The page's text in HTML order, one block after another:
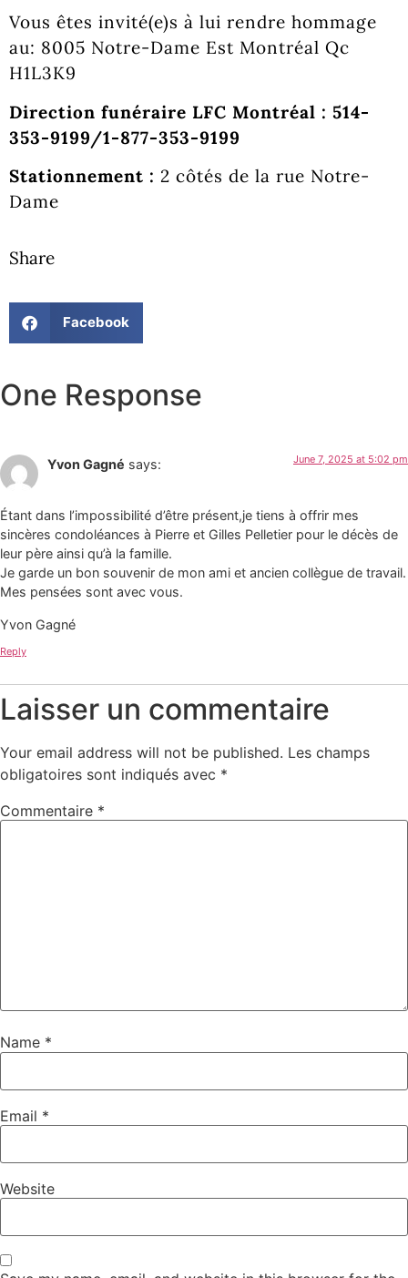
Vous êtes invité(e)s à lui rendre hommage
au: 8005 Notre-Dame Est Montréal Qc
H1L3K9
Direction funéraire LFC Montréal : 514-
353-9199/1-877-353-9199
Stationnement : 2 côtés de la rue Notre-
Dame
Share
Facebook
One Response
Yvon Gagné says: June 7, 2025 at 5:02 pm
Étant dans l’impossibilité d’être présent,je tiens à offrir mes
sincères condoléances à Pierre et Gilles Pelletier pour le décès de
leur père ainsi qu’à la famille.
Je garde un bon souvenir de mon ami et ancien collègue de travail.
Mes pensées sont avec vous.
Yvon Gagné
Reply
Laisser un commentaire
Your email address will not be published. Les champs
obligatoires sont indiqués avec *
Commentaire *
Name *
Email *
Website